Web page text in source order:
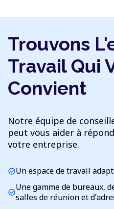
Trouvons
Travail Qui
Convient
Notre équipe de
peut vous aider à
votre entreprise.
check_circleUn espace de travail
check_circleUne gamme de bureaux,
salles de réunion et